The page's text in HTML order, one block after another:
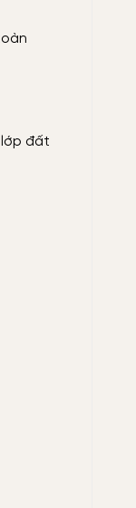
lớp đất